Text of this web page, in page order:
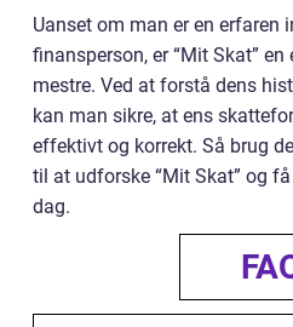
Uanset om man er en erfaren
finansperson, er “Mit Skat”
mestre. Ved at forstå dens
kan man sikre, at ens
effektivt og korrekt. Så brug
til at udforske “Mit Skat” og
dag.